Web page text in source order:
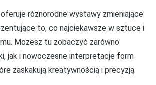
oferuje różnorodne wystawy zmieniające
to, co najciekawsze w sztuce i
Możesz tu zobaczyć zarówno
jak i nowoczesne interpretacje form
zaskakują kreatywnością i precyzją